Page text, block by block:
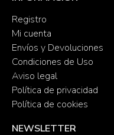
Registro
Mi cuenta
Envíos y Devoluciones
Condiciones de Uso
Aviso legal
Política de privacidad
Política de cookies
NEWSLETTER